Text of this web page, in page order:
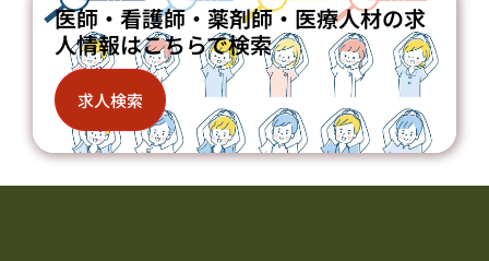
医師・看護師・薬剤師・医療人材の求
人情報はこちらで検索
求人検索